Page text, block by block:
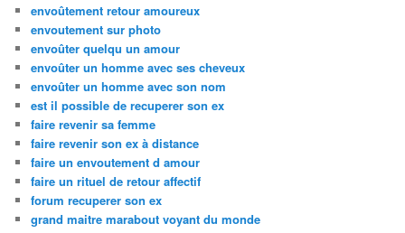
envoûtement retour amoureux
envoutement sur photo
envoûter quelqu un amour
envoûter un homme avec ses cheveux
envoûter un homme avec son nom
est il possible de recuperer son ex
faire revenir sa femme
faire revenir son ex à distance
faire un envoutement d amour
faire un rituel de retour affectif
forum recuperer son ex
grand maitre marabout voyant du monde